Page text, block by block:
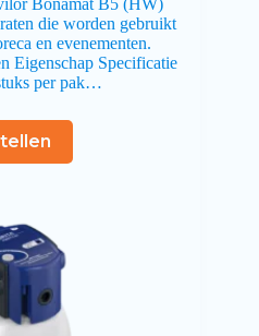
die worden gebruikt
en evenementen.
Eigenschap Specificatie
per pak…